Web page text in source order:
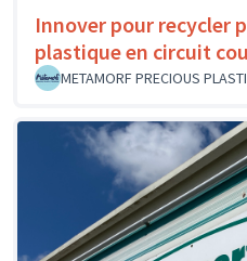
Innover pour recycler
plastique en circuit
METAMORF PRECIOUS